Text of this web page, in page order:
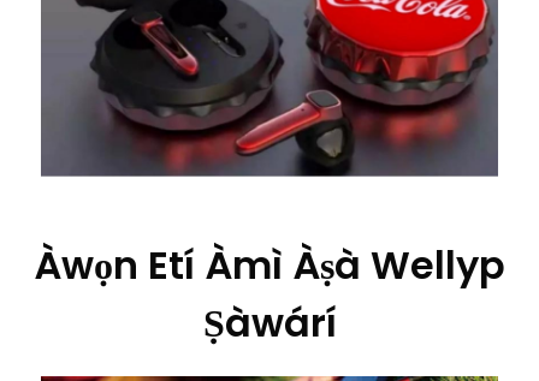
Àwọn Etí Àmì Àṣà Wellyp
Ṣàwárí